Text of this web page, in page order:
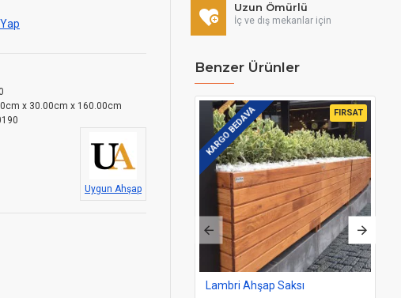
x 30.00cm x 160.00cm
Uygun Ahşap
Uzun Ömürlü
İç ve dış mekanlar için
Benzer Ürünler
FIRSAT
KARGO BEDAVA
Lambri Ahşap Saksı